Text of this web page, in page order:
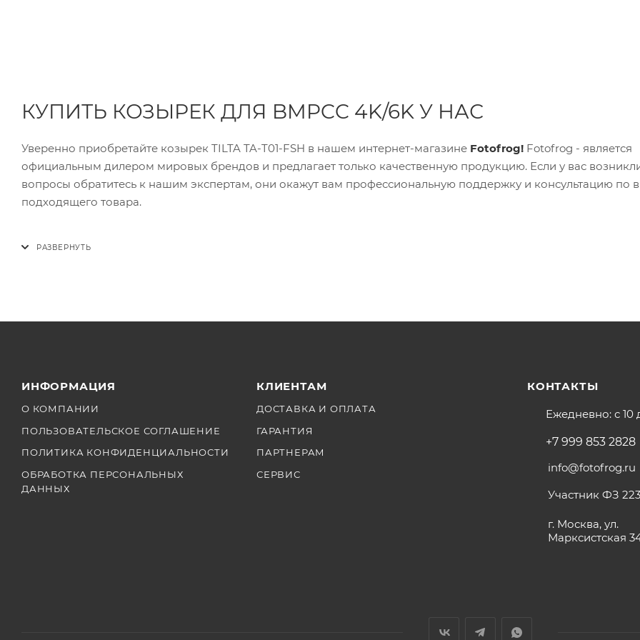
КУПИТЬ КОЗЫРЕК ДЛЯ BMPCC 4K/6K У НАС
Уверенно приобретайте козырек TILTA TA-T01-FSH в нашем интернет-магазине Fotofrog! Fotofrog - является
официальным дилером мировых брендов и предлагает только качественную продукцию. Если у вас
вопросы обратитесь к нашим экспертам, они окажут вам профессиональную поддержку и консультацию по
подходящего товара.
ИНФОРМАЦИЯ
О КОМПАНИИ
ПОЛЬЗОВАТЕЛЬСКОЕ СОГЛАШЕНИЕ
ПОЛИТИКА КОНФИДЕНЦИАЛЬНОСТИ
ОБРАБОТКА ПЕРСОНАЛЬНЫХ
ДАННЫХ
КЛИЕНТАМ
ДОСТАВКА И ОПЛАТА
ГАРАНТИЯ
ПАРТНЕРАМ
СЕРВИС
КОНТАКТЫ
Ежедневно: с 10
+7 999 853 2828
info@fotofrog.ru
Участник ФЗ
г. Москва, ул.
Марксистская